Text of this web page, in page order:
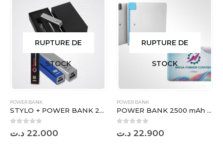
RUPTURE DE
STOCK
POWER BANK
STYLO + POWER BANK 2600 mAh WITH BOX ( 04 C ) – MP102ST
sur 522.000 د.ت
RUPTURE DE
STOCK
POWER BANK
POWER BANK 2500 mAh BLANC WITH BOX – MP029
sur 522.900 د.ت